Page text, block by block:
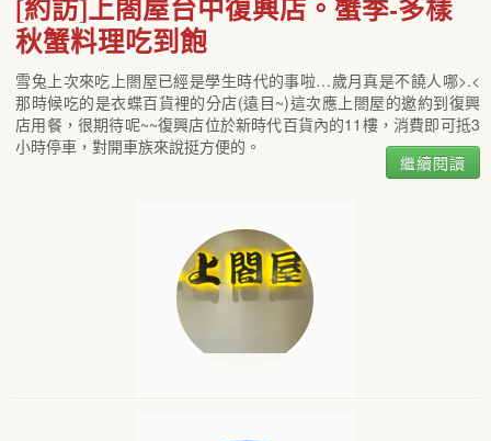
[約訪]上閤屋台中復興店。蟹季-多樣
秋蟹料理吃到飽
雪兔上次來吃上閤屋已經是學生時代的事啦…歲月真是不饒人哪>.<
那時候吃的是衣蝶百貨裡的分店(遠目~)這次應上閤屋的邀約到復興
店用餐，很期待呢~~復興店位於新時代百貨內的11樓，消費即可抵3
小時停車，對開車族來說挺方便的。
繼續閱讀